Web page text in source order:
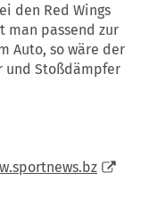
den Red Wings
man passend zur
Auto, so wäre der
und Stoßdämpfer